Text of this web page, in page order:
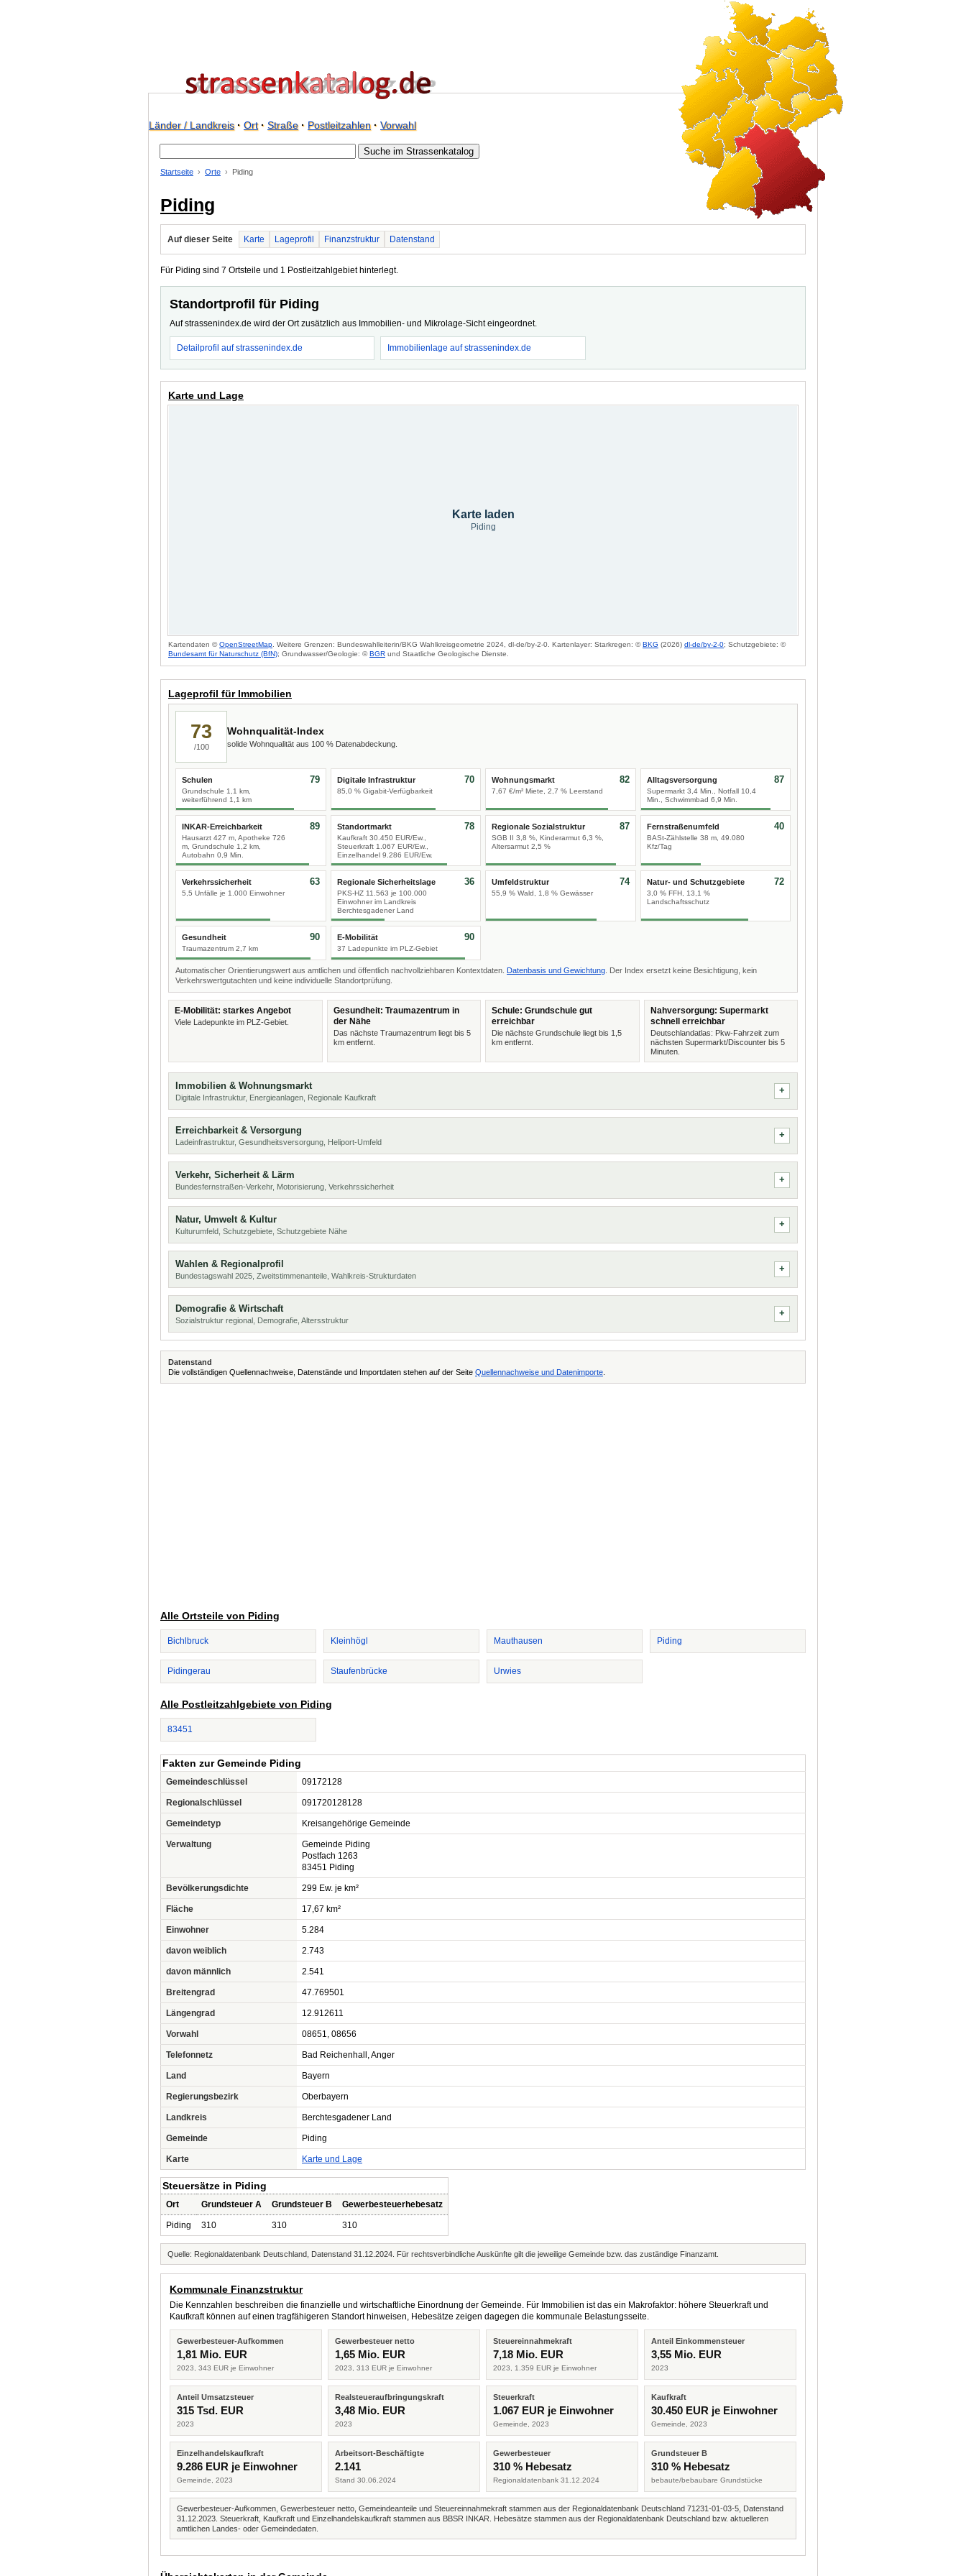
Länder / Landkreis· Ort· Straße· Postleitzahlen· Vorwahl
Startseite Orte Piding
Piding
Auf dieser Seite Karte Lageprofil Finanzstruktur Datenstand
Für Piding sind 7 Ortsteile und 1 Postleitzahlgebiet hinterlegt.
Standortprofil für Piding
Auf strassenindex.de wird der Ort zusätzlich aus Immobilien- und Mikrolage-Sicht eingeordnet.
Detailprofil auf strassenindex.de Immobilienlage auf strassenindex.de
Karte und Lage
Karte laden
Piding
Kartendaten ©OpenStreetMap . Weitere Grenzen: Bundeswahlleiterin/BKG Wahlkreisgeometrie 2024, dl-de/by-2-0. Kartenlayer: Starkregen: ©BKG (2026) dl-de/by-2-0; Schutzgebiete: ©
Bundesamt für Naturschutz (BfN); Grundwasser/Geologie: ©BGR und Staatliche Geologische Dienste.
Lageprofil für Immobilien
73
/100
Wohnqualität-Index
solide Wohnqualität aus 100 % Datenabdeckung.
Schulen
Grundschule 1,1 km,
weiterführend 1,1 km
79 Digitale Infrastruktur
85,0 % Gigabit-Verfügbarkeit
70 Wohnungsmarkt
7,67 €/m² Miete, 2,7 % Leerstand
82 Alltagsversorgung
Supermarkt 3,4 Min., Notfall 10,4
Min., Schwimmbad 6,9 Min.
87
INKAR-Erreichbarkeit
Hausarzt 427 m, Apotheke 726
m, Grundschule 1,2 km,
Autobahn 0,9 Min.
89 Standortmarkt
Kaufkraft 30.450 EUR/Ew.,
Steuerkraft 1.067 EUR/Ew.,
Einzelhandel 9.286 EUR/Ew.
78 Regionale Sozialstruktur
SGB II 3,8 %, Kinderarmut 6,3 %,
Altersarmut 2,5 %
87 Fernstraßenumfeld
BASt-Zählstelle 38 m, 49.080
Kfz/Tag
40
Verkehrssicherheit
5,5 Unfälle je 1.000 Einwohner
63 Regionale Sicherheitslage
PKS-HZ 11.563 je 100.000
Einwohner im Landkreis
Berchtesgadener Land
36 Umfeldstruktur
55,9 % Wald, 1,8 % Gewässer
74 Natur- und Schutzgebiete
3,0 % FFH, 13,1 %
Landschaftsschutz
72
Gesundheit
Traumazentrum 2,7 km
90 E-Mobilität
37 Ladepunkte im PLZ-Gebiet
90
Automatischer Orientierungswert aus amtlichen und öffentlich nachvollziehbaren Kontextdaten. Datenbasis und Gewichtung . Der Index ersetzt keine Besichtigung, kein
Verkehrswertgutachten und keine individuelle Standortprüfung.
E-Mobilität: starkes Angebot
Viele Ladepunkte im PLZ-Gebiet.
Gesundheit: Traumazentrum in
der Nähe
Das nächste Traumazentrum liegt bis 5
km entfernt.
Schule: Grundschule gut
erreichbar
Die nächste Grundschule liegt bis 1,5
km entfernt.
Nahversorgung: Supermarkt
schnell erreichbar
Deutschlandatlas: Pkw-Fahrzeit zum
nächsten Supermarkt/Discounter bis 5
Minuten.
Immobilien & Wohnungsmarkt
Digitale Infrastruktur, Energieanlagen, Regionale Kaufkraft
Erreichbarkeit & Versorgung
Ladeinfrastruktur, Gesundheitsversorgung, Heliport-Umfeld
Verkehr, Sicherheit & Lärm
Bundesfernstraßen-Verkehr, Motorisierung, Verkehrssicherheit
Natur, Umwelt & Kultur
Kulturumfeld, Schutzgebiete, Schutzgebiete Nähe
Wahlen & Regionalprofil
Bundestagswahl 2025, Zweitstimmenanteile, Wahlkreis-Strukturdaten
Demografie & Wirtschaft
Sozialstruktur regional, Demografie, Altersstruktur
Datenstand
Die vollständigen Quellennachweise, Datenstände und Importdaten stehen auf der Seite Quellennachweise und Datenimporte
Alle Ortsteile von Piding
Bichlbruck Kleinhögl Mauthausen Piding
Pidingerau Staufenbrücke Urwies
Alle Postleitzahlgebiete von Piding
83451
Fakten zur Gemeinde Piding
Gemeindeschlüssel 09172128
Regionalschlüssel 091720128128
Gemeindetyp Kreisangehörige Gemeinde
Verwaltung
Gemeinde Piding
Postfach 1263
83451 Piding
Bevölkerungsdichte 299 Ew. je km²
Fläche 17,67 km²
Einwohner 5.284
davon weiblich 2.743
davon männlich 2.541
Breitengrad 47.769501
Längengrad 12.912611
Vorwahl 08651, 08656
Telefonnetz Bad Reichenhall, Anger
Land Bayern
Regierungsbezirk Oberbayern
Landkreis Berchtesgadener Land
Gemeinde Piding
Karte Karte und Lage
Steuersätze in Piding
Ort Grundsteuer A Grundsteuer B Gewerbesteuerhebesatz
Piding 310 310 310
Quelle: Regionaldatenbank Deutschland, Datenstand 31.12.2024. Für rechtsverbindliche Auskünfte gilt die jeweilige Gemeinde bzw. das zuständige Finanzamt.
Kommunale Finanzstruktur
Die Kennzahlen beschreiben die finanzielle und wirtschaftliche Einordnung der Gemeinde. Für Immobilien ist das ein Makrofaktor: höhere Steuerkraft und
Kaufkraft können auf einen tragfähigeren Standort hinweisen, Hebesätze zeigen dagegen die kommunale Belastungsseite.
Gewerbesteuer-Aufkommen
1,81 Mio. EUR
2023, 343 EUR je Einwohner
Gewerbesteuer netto
1,65 Mio. EUR
2023, 313 EUR je Einwohner
Steuereinnahmekraft
7,18 Mio. EUR
2023, 1.359 EUR je Einwohner
Anteil Einkommensteuer
3,55 Mio. EUR
2023
Anteil Umsatzsteuer
315 Tsd. EUR
2023
Realsteueraufbringungskraft
3,48 Mio. EUR
2023
Steuerkraft
1.067 EUR je Einwohner
Gemeinde, 2023
Kaufkraft
30.450 EUR je Einwohner
Gemeinde, 2023
Einzelhandelskaufkraft
9.286 EUR je Einwohner
Gemeinde, 2023
Arbeitsort-Beschäftigte
2.141
Stand 30.06.2024
Gewerbesteuer
310 % Hebesatz
Regionaldatenbank 31.12.2024
Grundsteuer B
310 % Hebesatz
bebaute/bebaubare Grundstücke
Gewerbesteuer-Aufkommen, Gewerbesteuer netto, Gemeindeanteile und Steuereinnahmekraft stammen aus der Regionaldatenbank Deutschland 71231-01-03-5, Datenstand
31.12.2023. Steuerkraft, Kaufkraft und Einzelhandelskaufkraft stammen aus BBSR INKAR. Hebesätze stammen aus der Regionaldatenbank Deutschland bzw. aktuelleren
amtlichen Landes- oder Gemeindedaten.